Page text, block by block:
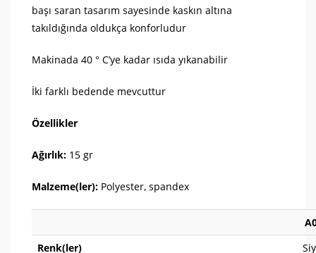
başı saran tasarım sayesinde kaskın altına
takıldığında oldukça konforludur
Makinada 40 ° C’ye kadar ısıda yıkanabilir
İki farklı bedende mevcuttur
Özellikler
Ağırlık: 15 gr
Malzeme(ler): Polyester, spandex
Renk(ler)